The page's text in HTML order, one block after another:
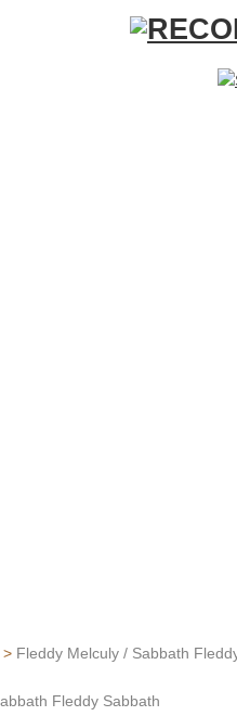
> Fleddy Melculy / Sabbath